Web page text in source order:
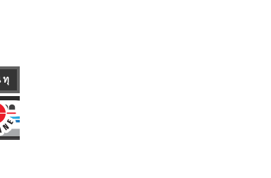
คันเป็นรถนำเข้าจาก ต่างประเทศ มีทั้งรถใหม่100 % และ รถ